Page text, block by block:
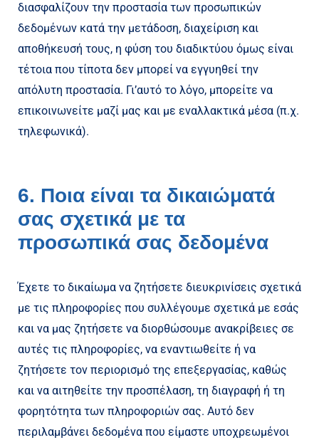
διασφαλίζουν την προστασία των προσωπικών
δεδομένων κατά την μετάδοση, διαχείριση και
αποθήκευσή τους, η φύση του διαδικτύου όμως είναι
τέτοια που τίποτα δεν μπορεί να εγγυηθεί την
απόλυτη προστασία. Γι’αυτό το λόγο, μπορείτε να
επικοινωνείτε μαζί μας και με εναλλακτικά μέσα (π.χ.
τηλεφωνικά).
6. Ποια είναι τα δικαιώματά
σας σχετικά με τα
προσωπικά σας δεδομένα
Έχετε το δικαίωμα να ζητήσετε διευκρινίσεις σχετικά
με τις πληροφορίες που συλλέγουμε σχετικά με εσάς
και να μας ζητήσετε να διορθώσουμε ανακρίβειες σε
αυτές τις πληροφορίες, να εναντιωθείτε ή να
ζητήσετε τον περιορισμό της επεξεργασίας, καθώς
και να αιτηθείτε την προσπέλαση, τη διαγραφή ή τη
φορητότητα των πληροφοριών σας. Αυτό δεν
περιλαμβάνει δεδομένα που είμαστε υποχρεωμένοι